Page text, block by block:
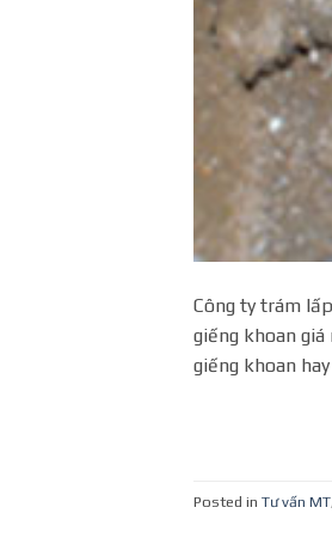
Công ty trám
giếng khoan
giếng khoan
Posted in Tư vấn MT